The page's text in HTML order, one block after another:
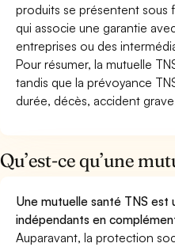
produits se présentent sous
qui associe une garantie
entreprises ou des
Pour résumer, la mutuelle
tandis que la prévoyance
durée, décès, accident
Qu’est-ce qu’une
Une mutuelle santé TNS est
indépendants en
Auparavant, la protection